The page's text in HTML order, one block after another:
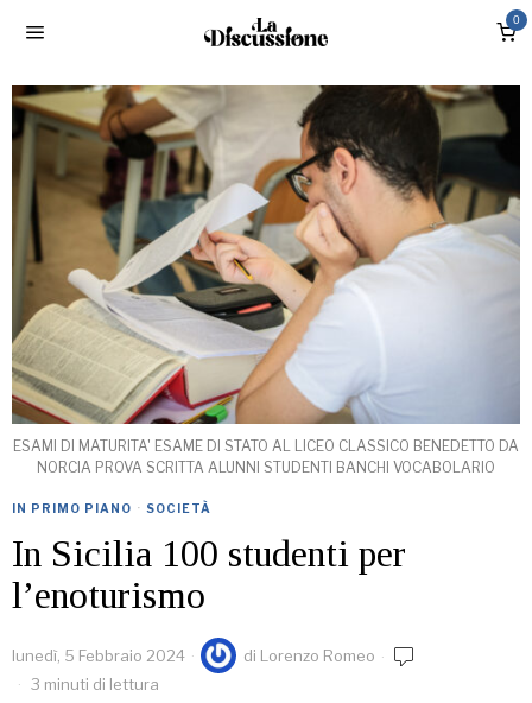
0
ESAMI DI MATURITA' ESAME DI STATO AL LICEO CLASSICO BENEDETTO DA
NORCIA PROVA SCRITTA ALUNNI STUDENTI BANCHI VOCABOLARIO
IN PRIMO PIANO · SOCIETÀ
In Sicilia 100 studenti per
l’enoturismo
lunedì, 5 Febbraio 2024 di Lorenzo Romeo
3 minuti di lettura